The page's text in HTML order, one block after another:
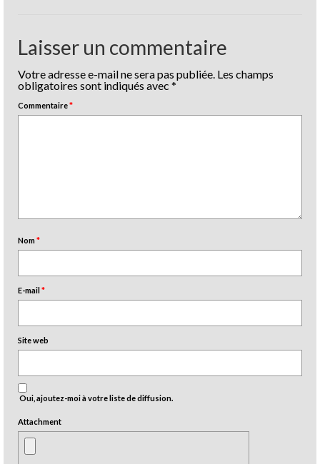
Laisser un commentaire
Votre adresse e-mail ne sera pas publiée. Les champs
obligatoires sont indiqués avec *
Commentaire*
Nom*
E-mail*
Site web
Oui, ajoutez-moi à votre liste de diffusion.
Attachment